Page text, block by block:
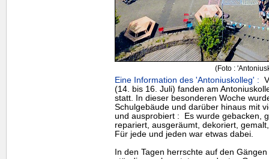
(Foto :
Eine Information des 'Antoniuskolleg' :
(14. bis 16. Juli) fanden am
statt. In dieser besonderen Woche
Schulgebäude und darüber hinaus mit
und ausprobiert : Es wurde gebacken,
repariert, ausgeräumt, dekoriert,
Für jede und jeden war etwas dabei.
In den Tagen herrschte auf den